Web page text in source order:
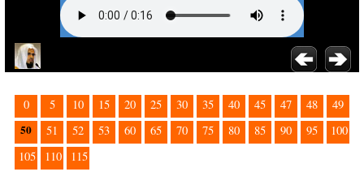
0 5 10 15 20 25 30 35 40 45 47 48 49
50 51 52 53 60 65 70 75 80 85 90 95
100
105
110 115